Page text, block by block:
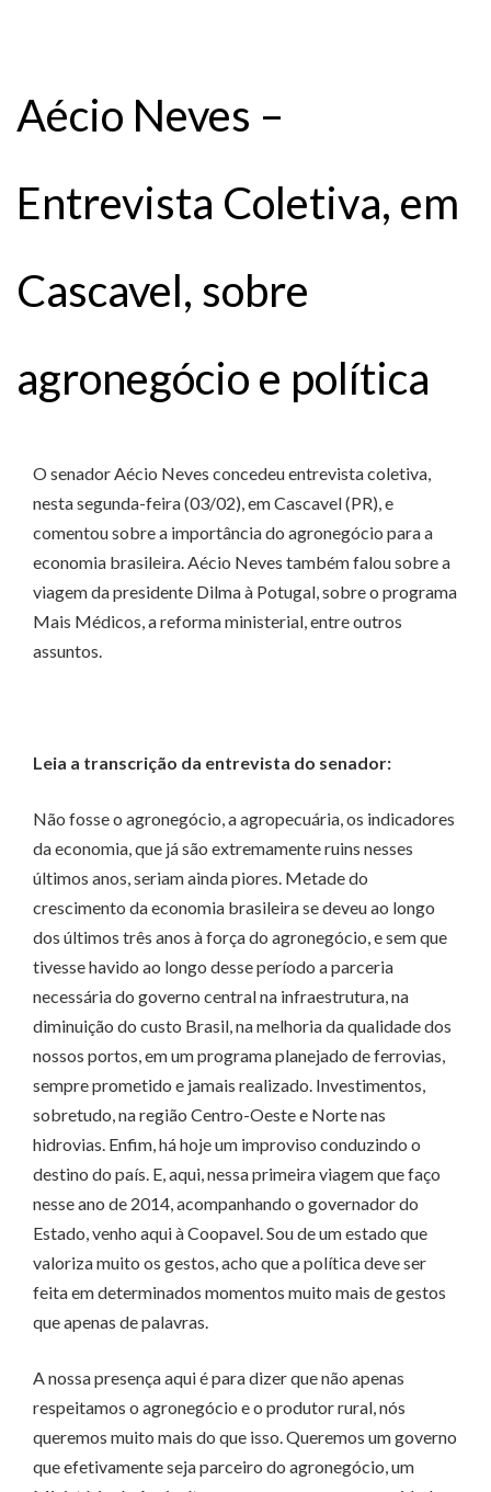
Aécio Neves –
Entrevista Coletiva, em
Cascavel, sobre
agronegócio e política
O senador Aécio Neves concedeu entrevista coletiva,
nesta segunda-feira (03/02), em Cascavel (PR), e
comentou sobre a importância do agronegócio para a
economia brasileira. Aécio Neves também falou sobre a
viagem da presidente Dilma à Potugal, sobre o programa
Mais Médicos, a reforma ministerial, entre outros
assuntos.
Leia a transcrição da entrevista do senador:
Não fosse o agronegócio, a agropecuária, os indicadores
da economia, que já são extremamente ruins nesses
últimos anos, seriam ainda piores. Metade do
crescimento da economia brasileira se deveu ao longo
dos últimos três anos à força do agronegócio, e sem que
tivesse havido ao longo desse período a parceria
necessária do governo central na infraestrutura, na
diminuição do custo Brasil, na melhoria da qualidade dos
nossos portos, em um programa planejado de ferrovias,
sempre prometido e jamais realizado. Investimentos,
sobretudo, na região Centro-Oeste e Norte nas
hidrovias. Enfim, há hoje um improviso conduzindo o
destino do país. E, aqui, nessa primeira viagem que faço
nesse ano de 2014, acompanhando o governador do
Estado, venho aqui à Coopavel. Sou de um estado que
valoriza muito os gestos, acho que a política deve ser
feita em determinados momentos muito mais de gestos
que apenas de palavras.
A nossa presença aqui é para dizer que não apenas
respeitamos o agronegócio e o produtor rural, nós
queremos muito mais do que isso. Queremos um governo
que efetivamente seja parceiro do agronegócio, um